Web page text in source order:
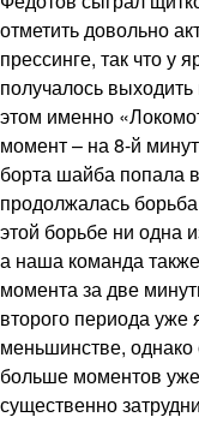
отметить довольно
прессинге, так что у
получалось
этом именно
момент – на 8-й
борта шайба попала
продолжалась
этой борьбе ни одна
а наша команда
момента за две
второго периода
меньшинстве,
больше моментов
существенно